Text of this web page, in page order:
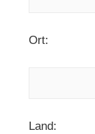
Ort:
Land: